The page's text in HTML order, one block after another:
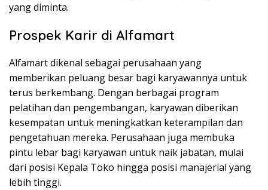
yang diminta.
Prospek Karir di Alfamart
Alfamart dikenal sebagai perusahaan yang
memberikan peluang besar bagi karyawannya untuk
terus berkembang. Dengan berbagai program
pelatihan dan pengembangan, karyawan diberikan
kesempatan untuk meningkatkan keterampilan dan
pengetahuan mereka. Perusahaan juga membuka
pintu lebar bagi karyawan untuk naik jabatan, mulai
dari posisi Kepala Toko hingga posisi manajerial yang
lebih tinggi.